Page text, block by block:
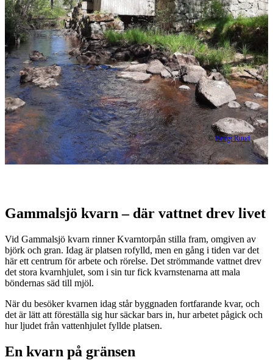
©Bengt Ruud
Gammalsjö kvarn – där vattnet drev livet
Vid Gammalsjö kvarn rinner Kvarntorpån stilla fram, omgiven av
björk och gran. Idag är platsen rofylld, men en gång i tiden var det
här ett centrum för arbete och rörelse. Det strömmande vattnet drev
det stora kvarnhjulet, som i sin tur fick kvarnstenarna att mala
böndernas säd till mjöl.
När du besöker kvarnen idag står byggnaden fortfarande kvar, och
det är lätt att föreställa sig hur säckar bars in, hur arbetet pågick och
hur ljudet från vattenhjulet fyllde platsen.
En kvarn på gränsen